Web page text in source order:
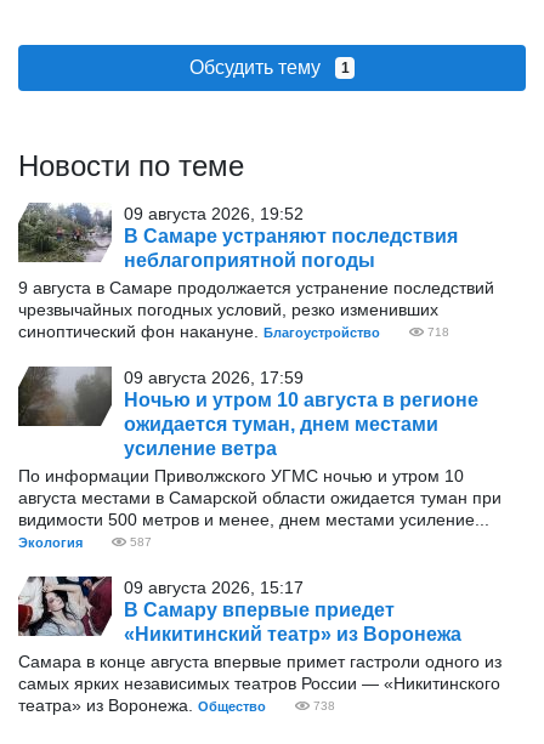
Обсудить тему 1
Новости по теме
09 августа 2026, 19:52
В Самаре устраняют последствия
неблагоприятной погоды
9 августа в Самаре продолжается устранение последствий
чрезвычайных погодных условий, резко изменивших
синоптический фон накануне.
Благоустройство 718
09 августа 2026, 17:59
Ночью и утром 10 августа в регионе
ожидается туман, днем местами
усиление ветра
По информации Приволжского УГМС ночью и утром 10
августа местами в Самарской области ожидается туман при
видимости 500 метров и менее, днем местами усиление...
Экология 587
09 августа 2026, 15:17
В Самару впервые приедет
«Никитинский театр» из Воронежа
Самара в конце августа впервые примет гастроли одного из
самых ярких независимых театров России — «Никитинского
театра» из Воронежа.
Общество 738